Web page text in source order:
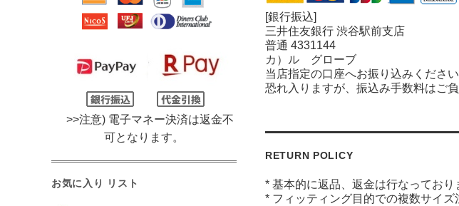
[銀行振込]
三井住友銀行 渋谷駅前支店
普通 4331144
カ）ル グローブ
当店指定の口座へお振り込みください
恐れ入りますが、振込み手数料はご負
RETURN POLICY
* 基本的に返品、返金は行なっており
* フィッティング目的での複数サイズ
>>注意) 電子マネー決済は返金不
可となります。
お気に入り リスト